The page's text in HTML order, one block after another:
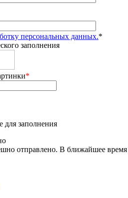
персональных данных.*
заполнения
*
для заполнения
отправлено. В ближайшее